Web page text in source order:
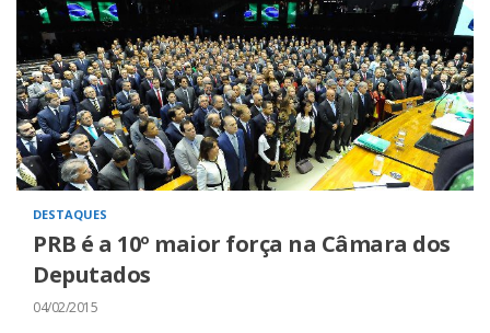
DESTAQUES
PRB é a 10º maior força na Câmara dos
Deputados
04/02/2015